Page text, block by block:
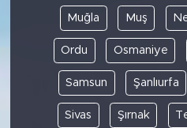
Muğla Muş
Ordu Osmaniye
Samsun Şanlıurfa
Sivas Şırnak